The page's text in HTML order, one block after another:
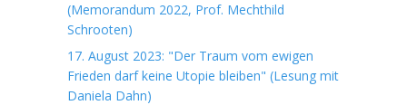
(Memorandum 2022, Prof. Mechthild
Schrooten)
17. August 2023: "Der Traum vom ewigen
Frieden darf keine Utopie bleiben" (Lesung mit
Daniela Dahn)